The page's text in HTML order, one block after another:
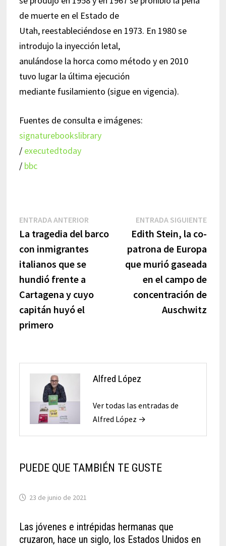
de muerte en el Estado de
Utah, reestableciéndose en 1973. En 1980 se
introdujo la inyección letal,
anulándose la horca como método y en 2010
tuvo lugar la última ejecución
mediante fusilamiento (sigue en vigencia).
Fuentes de consulta e imágenes:
signaturebookslibrary
/ executedtoday
/ bbc
Navegación
de
entradas
ENTRADA ANTERIOREntrada
anterior:
La tragedia del barco
con inmigrantes
italianos que se
hundió frente a
Cartagena y cuyo
capitán huyó el
primero
ENTRADA SIGUIENTE
Edith Stein, la co-
patrona de Europa
que murió gaseada
en el campo de
concentración de
Auschwitz
Alfred López
Ver todas las entradas de
Alfred López →
PUEDE QUE TAMBIÉN TE GUSTE
23 de junio de 2021
Las jóvenes e intrépidas hermanas que
cruzaron, hace un siglo, los Estados Unidos en